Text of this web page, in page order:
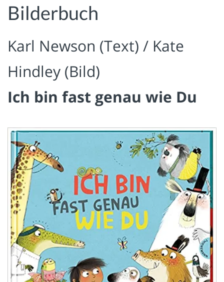
Bilderbuch
Karl Newson (Text) / Kate
Hindley (Bild)
Ich bin fast genau wie Du